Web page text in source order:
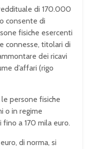
di 170.000
consente di
fisiche esercenti
connesse, titolari di
dei ricavi
d’affari (rigo
persone fisiche
o in regime
a 170 mila euro.
di norma, si